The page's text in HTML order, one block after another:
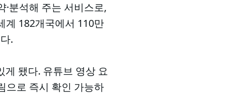
분석해 주는 서비스로,
계 182개국에서 110만
.
게 됐다. 유튜브 영상 요
으로 즉시 확인 가능하